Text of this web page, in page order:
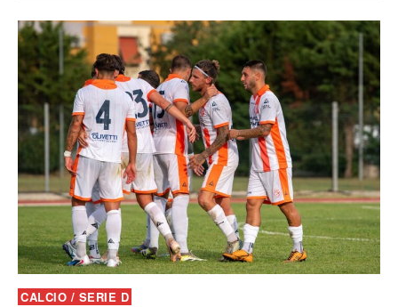
CALCIO / SERIE D